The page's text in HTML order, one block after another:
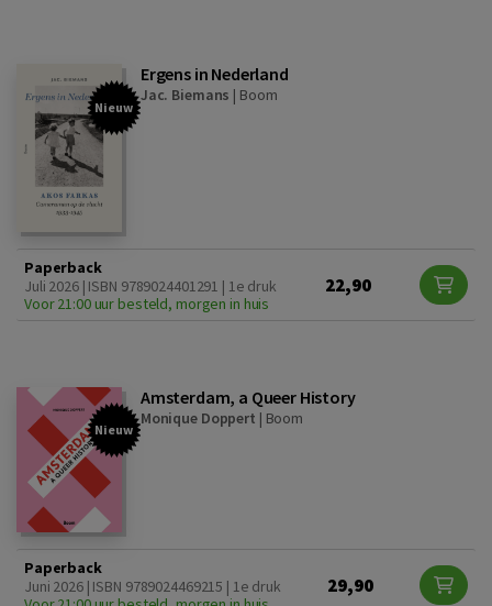
Nieuw
Ergens in Nederland
Jac. Biemans | Boom
Paperback
Juli 2026 | ISBN 9789024401291 | 1e druk
Voor 21:00 uur besteld, morgen in huis
22,90
Nieuw
Amsterdam, a Queer History
Monique Doppert | Boom
Paperback
Juni 2026 | ISBN 9789024469215 | 1e druk
29,90